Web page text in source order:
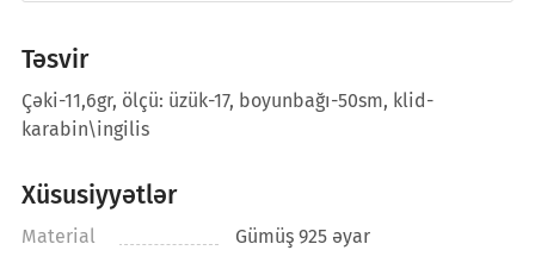
Təsvir
Çəki-11,6gr, ölçü: üzük-17, boyunbağı-50sm, klid-
karabin\ingilis
Xüsusiyyətlər
Material Gümüş 925 əyar